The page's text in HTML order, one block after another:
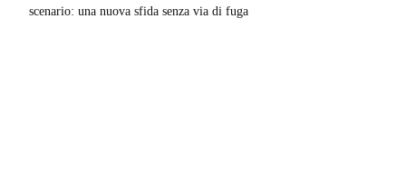
scenario: una nuova sfida senza via di fuga